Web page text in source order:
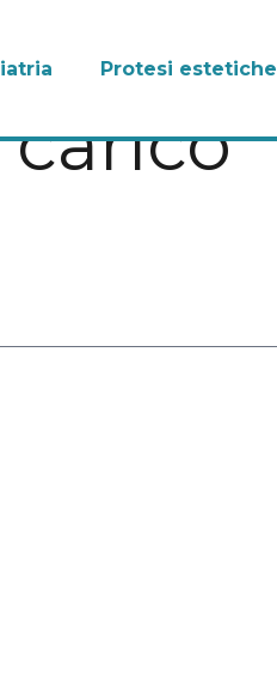
Protesi estetiche